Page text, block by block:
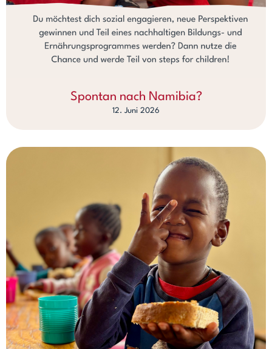
Spontan nach Namibia?
12. Juni 2026